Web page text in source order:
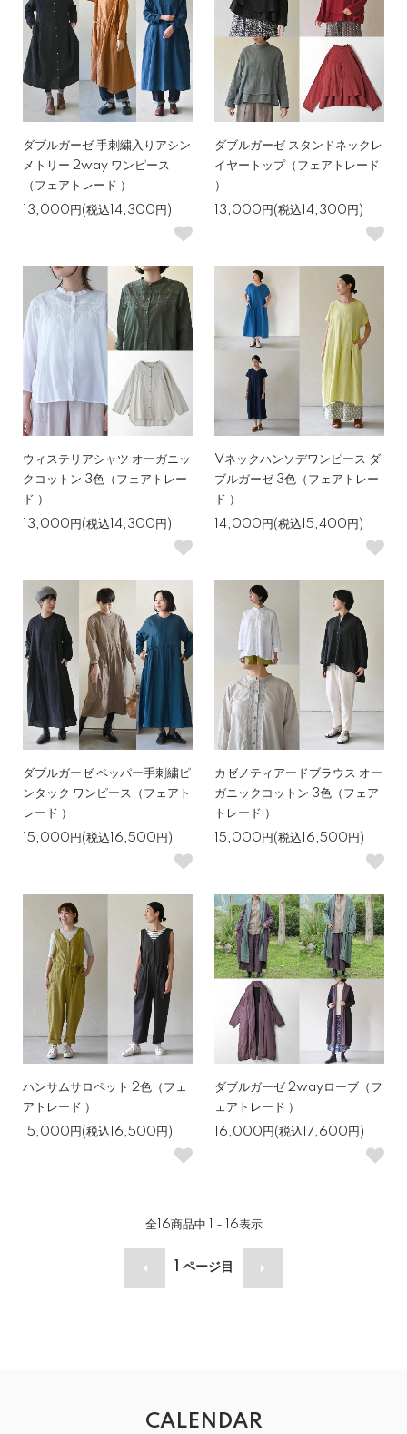
ダブルガーゼ 手刺繍入りアシン
メトリー 2way ワンピース
（フェアトレード ）
13,000円(税込14,300円)
ダブルガーゼ スタンドネックレ
イヤートップ（フェアトレード
）
13,000円(税込14,300円)
ウィステリアシャツ オーガニッ
クコットン 3色（フェアトレー
ド ）
13,000円(税込14,300円)
Vネックハンソデワンピース ダ
ブルガーゼ 3色（フェアトレー
ド ）
14,000円(税込15,400円)
ダブルガーゼ ペッパー手刺繍ピ
ンタック ワンピース（フェアト
レード ）
15,000円(税込16,500円)
カゼノティアードブラウス オー
ガニックコットン 3色（フェア
トレード ）
15,000円(税込16,500円)
ハンサムサロペット 2色（フェ
アトレード ）
15,000円(税込16,500円)
ダブルガーゼ 2wayローブ（フ
ェアトレード ）
16,000円(税込17,600円)
全16商品中 1 - 16表示
ページ目
CALENDAR